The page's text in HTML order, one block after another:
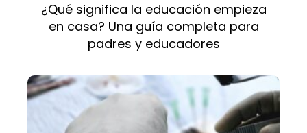
¿Qué significa la educación empieza
en casa? Una guía completa para
padres y educadores